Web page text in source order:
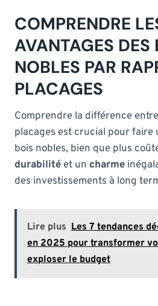
COMPRENDRE
AVANTAGES DES
NOBLES PAR
PLACAGES
Comprendre la différence
placages est crucial pour faire
bois nobles, bien que plus
durabilité et un charme
des investissements à long
Lire plus Les 7 tendances
en 2025 pour transformer
exploser le budget